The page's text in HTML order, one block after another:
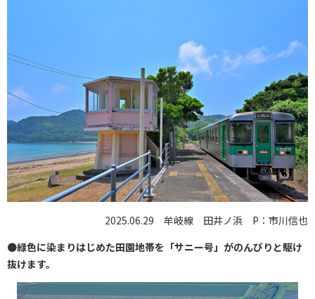
2025.06.29 牟岐線 田井ノ浜 P：市川信也
●緑色に染まりはじめた田園地帯を「サニー号」がのんびりと駆け
抜けます。